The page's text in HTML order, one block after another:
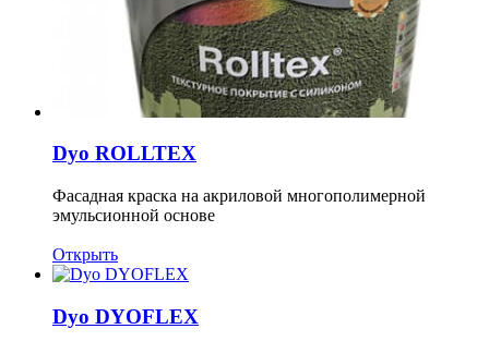
Dyo ROLLTEX
Фасадная краска на акриловой многополимерной
эмульсионной основе
Открыть
Dyo DYOFLEX